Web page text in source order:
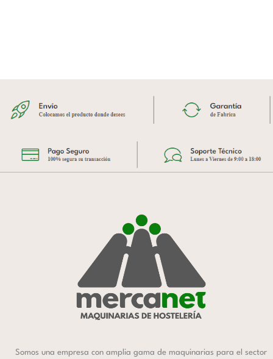
Somos una empresa con amplia gama de maquinarias para el sector